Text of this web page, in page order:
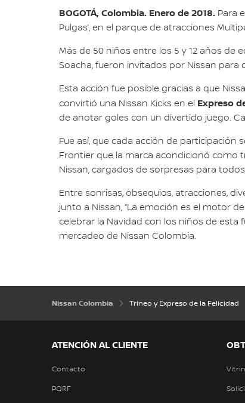
BOGOTÁ, Colombia. Enero de 2018. Para
Pulgas’, en el parque de atracciones
Más de 50 niños entre los 5 y 12 años de
Soacha, fueron invitados por Nissan
Esta acción fue posible gracias a que
convirtió una Nissan Kicks en el Expreso
de anotar goles con un divertido juego.
Fue así, que cada acción de
Frontier que la marca acondicionó como
Nissan, cargados de sorpresas para
Entre sonrisas, obsequios, atracciones,
junto a Nissan, “La emoción es el motor
celebrar la Navidad con los niños de esta
mercadeo de Nissan Colombia.
Nissan Colombia Trineo y Expreso de la Felicidad
ATENCIÓN AL CLIENTE
Contacto
PQRF